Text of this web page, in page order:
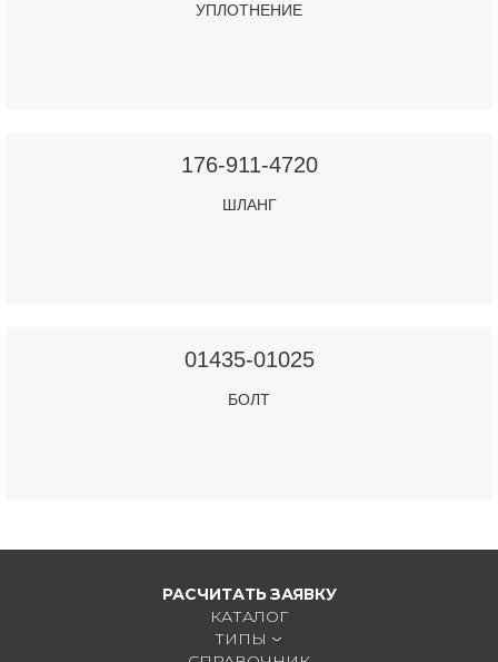
УПЛОТНЕНИЕ
176-911-4720
ШЛАНГ
01435-01025
БОЛТ
РАСЧИТАТЬ ЗАЯВКУ
КАТАЛОГ
ТИПЫ